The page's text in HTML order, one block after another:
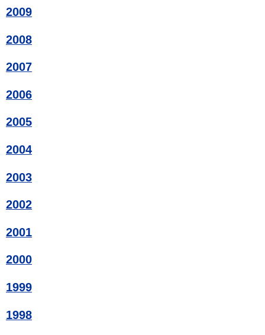
2009
2008
2007
2006
2005
2004
2003
2002
2001
2000
1999
1998